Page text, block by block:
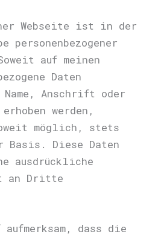
Webseite ist in der
personenbezogener
auf meinen
Daten
Anschrift oder
werden,
möglich, stets
Diese Daten
ausdrückliche
an Dritte
aufmerksam, dass die